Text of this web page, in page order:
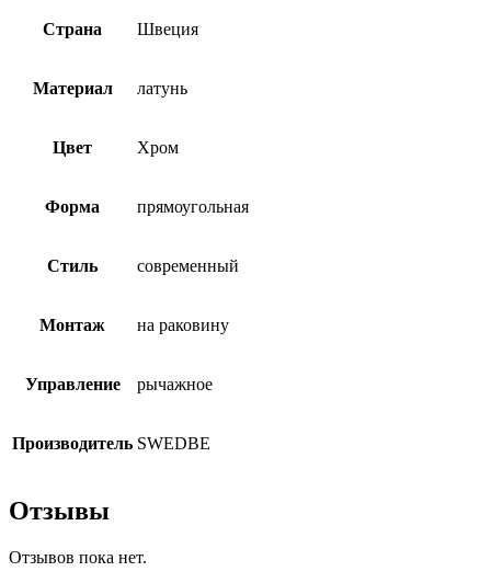
Страна Швеция
Материал латунь
Цвет Хром
Форма прямоугольная
Стиль современный
Монтаж на раковину
Управление рычажное
Производитель SWEDBE
Отзывы
Отзывов пока нет.